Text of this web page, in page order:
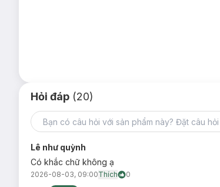
Hỏi đáp (20)
Lê như quỳnh
Có khắc chữ không ạ
2026-08-03, 09:00Thích
0